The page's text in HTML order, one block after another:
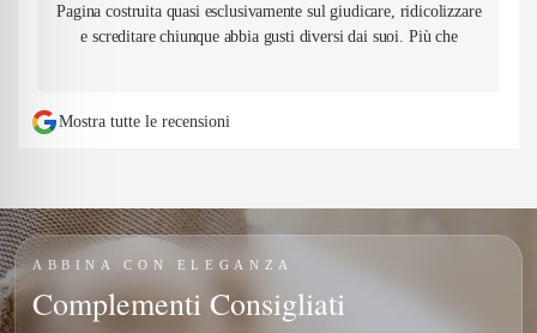
Pagina costruita quasi esclusivamente sul giudicare, ridicolizzare
e screditare chiunque abbia gusti diversi dai suoi. Più che
bambini, outfit e modi di vivere non condivisi dalla titolare. Ho
stata il blocco immediato del profilo, semplicemente perché non
ero una persona che applaudiva in silenzio. Questo dimostra una
totale incapacità di accettare il confronto e le critiche, nonostante
lei stessa passi il tempo a giudicare pubblicamente gli altri.
Allego screen dei contenuti pubblicati e della conversazione, così
Mostra tutte le recensioni
ABBINA CON ELEGANZA
Complementi Consigliati